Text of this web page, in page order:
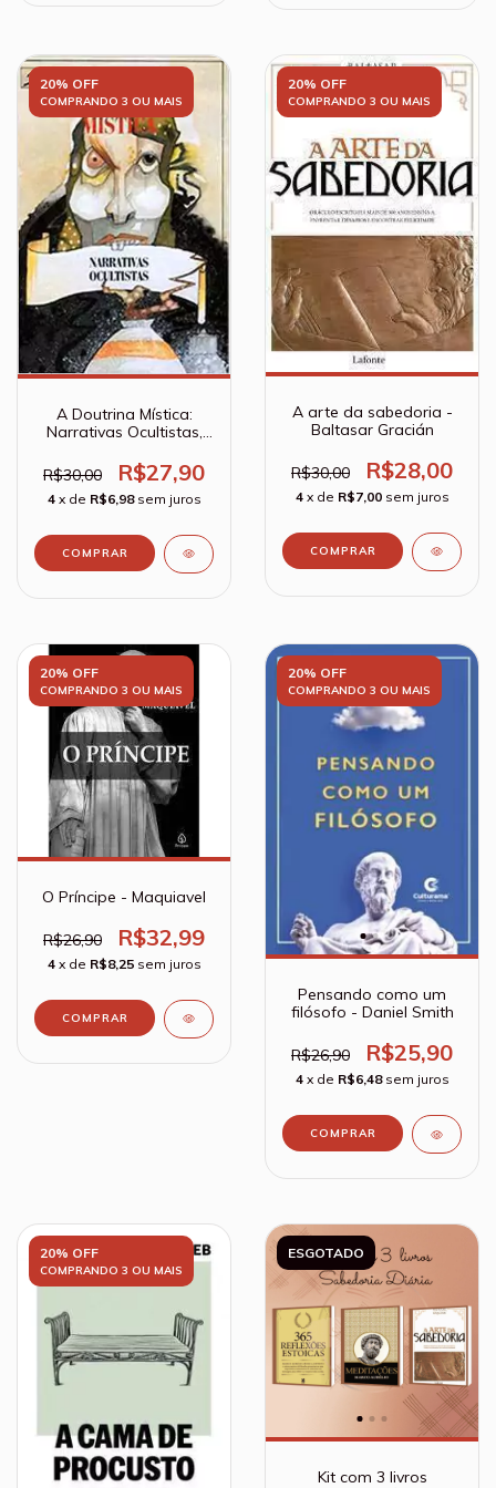
20% OFF
COMPRANDO 3 OU MAIS
A Doutrina Mística:
Narrativas Ocultistas,
R$30,00
R$27,90
4 x de R$6,98 sem juros
20% OFF
COMPRANDO 3 OU MAIS
A arte da sabedoria -
Baltasar Gracián
R$30,00 R$28,00
4 x de R$7,00 sem juros
20% OFF
COMPRANDO 3 OU MAIS
O Príncipe - Maquiavel
R$26,90 R$32,99
4 x de R$8,25 sem juros
20% OFF
COMPRANDO 3 OU MAIS
Pensando como um
filósofo - Daniel Smith
R$26,90 R$25,90
4 x de R$6,48 sem juros
20% OFF
COMPRANDO 3 OU MAIS
ESGOTADO
Kit com 3 livros